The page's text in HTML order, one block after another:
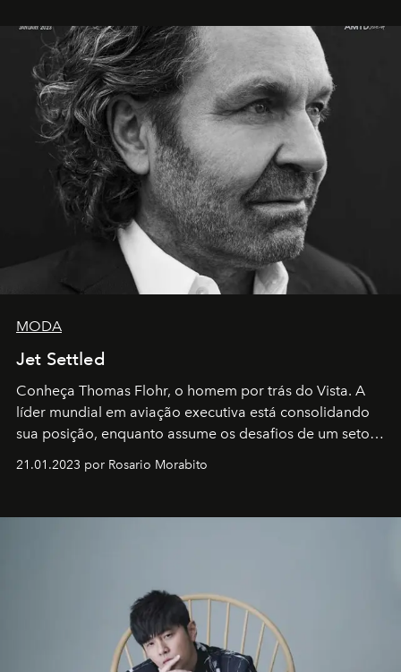
MODA
Jet Settled
Conheça Thomas Flohr, o homem por trás do Vista. A
líder mundial em aviação executiva está consolidando
sua posição, enquanto assume os desafios de um setor
em rápida evolução e redefinindo o conceito de luxo
21.01.2023 por Rosario Morabito